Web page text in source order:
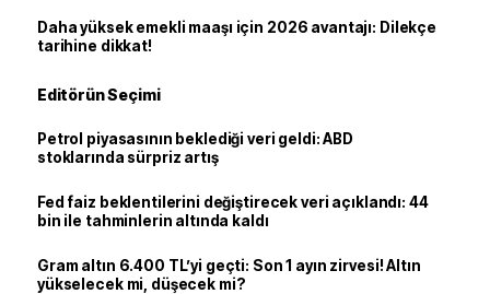
Daha yüksek emekli maaşı için 2026 avantajı: Dilekçe
tarihine dikkat!
Editörün Seçimi
Petrol piyasasının beklediği veri geldi: ABD
stoklarında sürpriz artış
Fed faiz beklentilerini değiştirecek veri açıklandı: 44
bin ile tahminlerin altında kaldı
Gram altın 6.400 TL’yi geçti: Son 1 ayın zirvesi! Altın
yükselecek mi, düşecek mi?